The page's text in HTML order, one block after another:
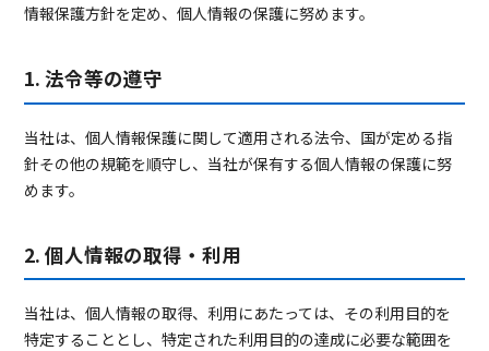
情報保護方針を定め、個人情報の保護に努めます。
1. 法令等の遵守
当社は、個人情報保護に関して適用される法令、国が定める指
針その他の規範を順守し、当社が保有する個人情報の保護に努
めます。
2. 個人情報の取得・利用
当社は、個人情報の取得、利用にあたっては、その利用目的を
特定することとし、特定された利用目的の達成に必要な範囲を